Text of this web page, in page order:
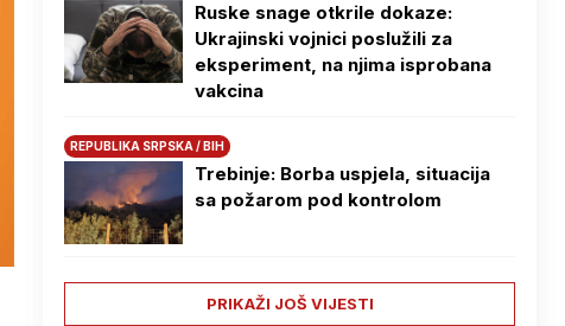
Ruske snage otkrile dokaze:
Ukrajinski vojnici poslužili za
eksperiment, na njima isprobana
vakcina
REPUBLIKA SRPSKA / BIH
Trebinje: Borba uspjela, situacija
sa požarom pod kontrolom
PRIKAŽI JOŠ VIJESTI